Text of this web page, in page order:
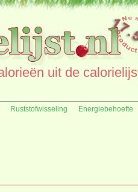
uit de
Ruststofwisseling Energiebehoefte